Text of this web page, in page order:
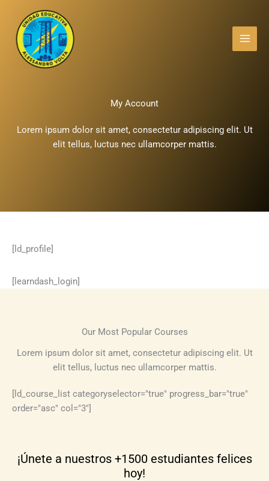
contenido
Menu
My Account
Lorem ipsum dolor sit amet, consectetur adipiscing elit. Ut
elit tellus, luctus nec ullamcorper mattis.
[ld_profile]
[learndash_login]
Our Most Popular Courses
Lorem ipsum dolor sit amet, consectetur adipiscing elit. Ut
elit tellus, luctus nec ullamcorper mattis.
[ld_course_list categoryselector="true" progress_bar="true"
order="asc" col="3"]
¡Únete a nuestros +1500 estudiantes felices
hoy!